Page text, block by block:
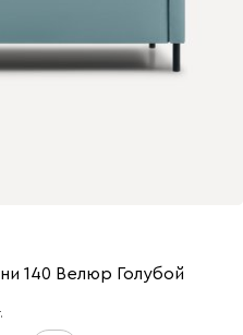
140 Велюр Голубой